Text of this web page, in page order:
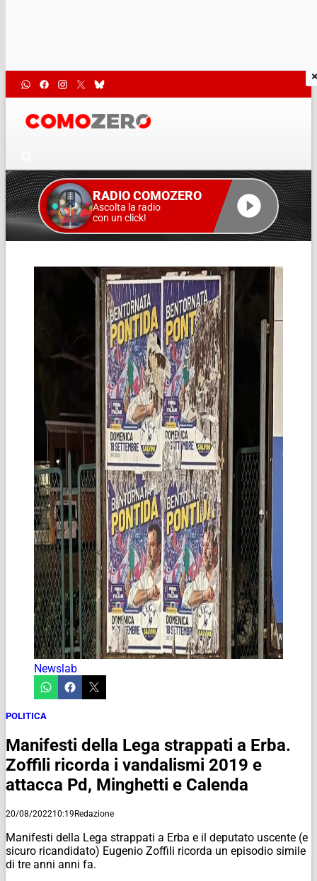
RADIO COMOZERO
Ascolta la radio
con un click!
Newslab
POLITICA
Manifesti della Lega strappati a Erba.
Zoffili ricorda i vandalismi 2019 e
attacca Pd, Minghetti e Calenda
20/08/202210:19Redazione
Manifesti della Lega strappati a Erba e il deputato uscente (e
sicuro ricandidato) Eugenio Zoffili ricorda un episodio simile
di tre anni anni fa.